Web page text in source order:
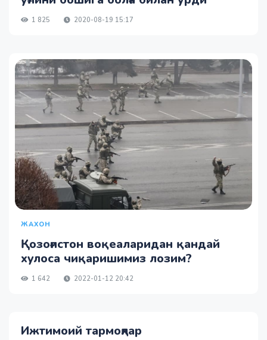
1 825 2020-08-19 15:17
ЖАХОН
Қозоғистон воқеаларидан қандай
хулоса чиқаришимиз лозим?
1 642 2022-01-12 20:42
Ижтимоий тармоқлар